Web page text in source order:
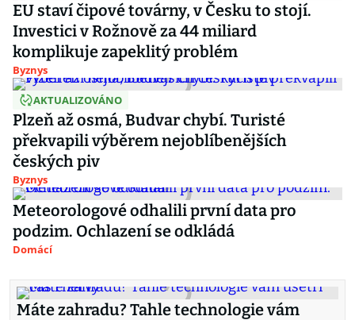
EU staví čipové továrny, v Česku to stojí.
Investici v Rožnově za 44 miliard
komplikuje zapeklitý problém
Byznys
AKTUALIZOVÁNO
Plzeň až osmá, Budvar chybí. Turisté
překvapili výběrem nejoblíbenějších
českých piv
Byznys
Meteorologové odhalili první data pro
podzim. Ochlazení se odkládá
Domácí
Máte zahradu? Tahle technologie vám